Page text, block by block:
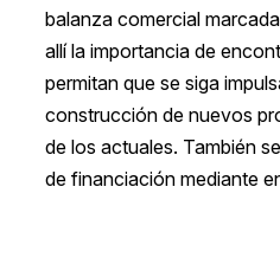
balanza comercial
allí la importancia de
permitan que se siga
construcción de nuevos
de los actuales. También
de financiación mediante